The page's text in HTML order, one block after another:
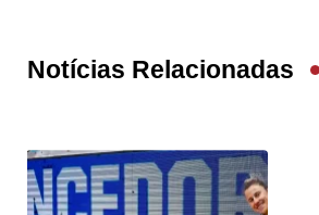
Notícias Relacionadas